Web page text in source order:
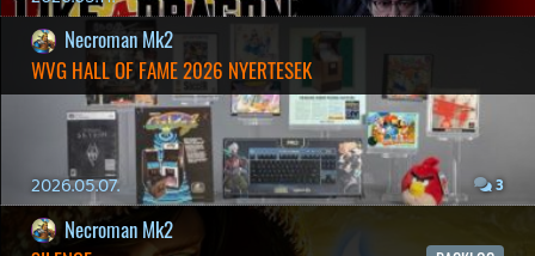
2026.04.04. 4
p34c3
ÁPRILISI VÍÁRADAT
2026.04.03. 4
Necroman Mk2
MY FRIEND PEPPA PIG Információk